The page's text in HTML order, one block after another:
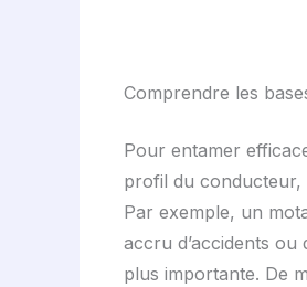
Comprendre les
Pour entamer
profil du conducteur,
Par exemple, un
accru d’accidents
plus importante. De